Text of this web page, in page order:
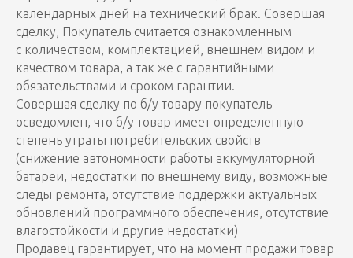
календарных дней на технический брак. Совершая
сделку, Покупатель считается ознакомленным
с количеством, комплектацией, внешнем видом и
качеством товара, а так же с гарантийными
обязательствами и сроком гарантии.
Совершая сделку по б/у товару покупатель
осведомлен, что б/у товар имеет определенную
степень утраты потребительских свойств
(снижение автономности работы аккумуляторной
батареи, недостатки по внешнему виду, возможные
следы ремонта, отсутствие поддержки актуальных
обновлений программного обеспечения, отсутствие
влагостойкости и другие недостатки)
Продавец гарантирует, что на момент продажи товар